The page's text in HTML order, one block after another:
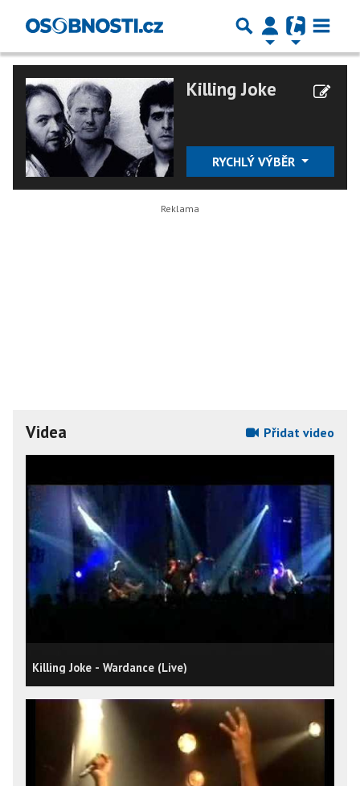
Killing Joke
RYCHLÝ VÝBĚR
Videa Přidat video
Killing Joke - Wardance (Live)